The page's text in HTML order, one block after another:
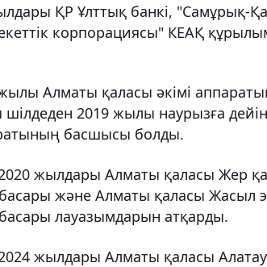
ҚР Ұлттық банкі, "Самұрық-
корпорациясы" КЕАҚ
Алматы қаласы әкімі
2019 жылы наурызға
басшысы болды.
жылдары Алматы қаласы Жер
және Алматы қаласы Жасыл
лауазымдарын атқарды.
жылдары Алматы қаласы